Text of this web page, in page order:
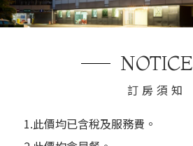
NOTICE
訂房須知
1.此價均已含稅及服務費。